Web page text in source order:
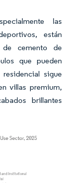
las
están
de cemento de
que pueden
sigue
villas premium,
brillantes